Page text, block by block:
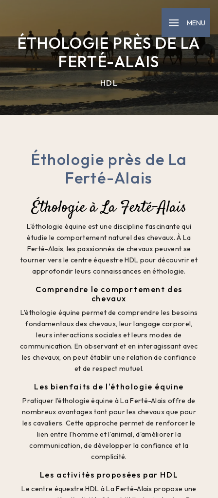
MENU
ÉTHOLOGIE PRÈS DE LA
FERTÉ-ALAIS
HDL
Éthologie près de La
Ferté-Alais
Éthologie à La Ferté-Alais
L'éthologie équine est une discipline fascinante qui
étudie le comportement naturel des chevaux. À La
Ferté-Alais, les passionnés de chevaux peuvent se
tourner vers le centre équestre HDL pour découvrir et
approfondir leurs connaissances en éthologie.
Comprendre le comportement des
chevaux
L'éthologie équine permet de comprendre les besoins
fondamentaux des chevaux, leur langage corporel,
leurs interactions sociales et leurs modes de
communication. En observant et en interagissant avec
les chevaux, on peut établir une relation de confiance
et de respect mutuel.
Les bienfaits de l'éthologie équine
Pratiquer l'éthologie équine à La Ferté-Alais offre de
nombreux avantages tant pour les chevaux que pour
les cavaliers. Cette approche permet de renforcer le
lien entre l'homme et l'animal, d'améliorer la
communication, de développer la confiance et la
complicité.
Les activités proposées par HDL
Le centre équestre HDL à La Ferté-Alais propose une